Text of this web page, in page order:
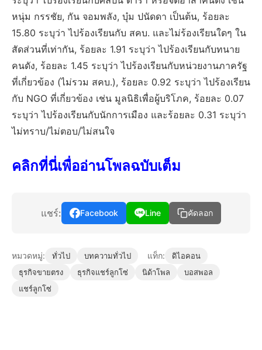
หนุ่ม กรรชัย, กัน จอมพลัง, บุ๋ม ปนัดดา เป็นต้น, ร้อยละ
15.80 ระบุว่า ไปร้องเรียนกับ สคบ. และไม่ร้องเรียนใดๆ ใน
สัดส่วนที่เท่ากัน, ร้อยละ 1.91 ระบุว่า ไปร้องเรียนกับทนาย
คนดัง, ร้อยละ 1.45 ระบุว่า ไปร้องเรียนกับหน่วยงานภาครัฐ
ที่เกี่ยวข้อง (ไม่รวม สคบ.), ร้อยละ 0.92 ระบุว่า ไปร้องเรียน
กับ NGO ที่เกี่ยวข้อง เช่น มูลนิธิเพื่อผู้บริโภค, ร้อยละ 0.07
ระบุว่า ไปร้องเรียนกับนักการเมือง และร้อยละ 0.31 ระบุว่า
ไม่ทราบ/ไม่ตอบ/ไม่สนใจ
คลิกที่นี่เพื่ออ่านโพลฉบับเต็ม
แชร์: Facebook Line คัดลอก
หมวดหมู่: ทั่วไป บทความทั่วไป แท็ก:
ดิไอคอน
ธุรกิจขายตรง
ธุรกิจแชร์ลูกโซ่ นิด้าโพล
บอสพอล
แชร์ลูกโซ่